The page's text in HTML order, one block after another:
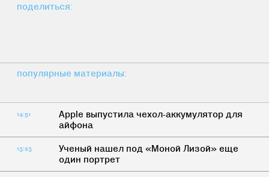
поделиться:
популярные материалы:
14:51
Apple выпустила чехол-аккумулятор для
айфона
13:23
Ученый нашел под «Моной Лизой» еще
один портрет